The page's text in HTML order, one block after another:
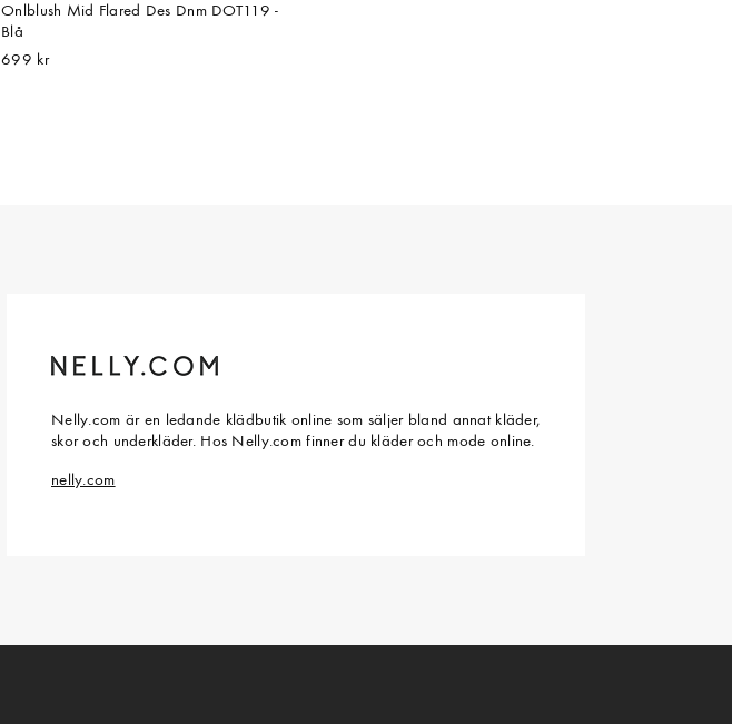
Onlblush Mid Flared Des Dnm DOT119 -
Blå
699 kr
Nelly.com är en ledande klädbutik online som säljer bland annat kläder,
skor och underkläder. Hos Nelly.com finner du kläder och mode online.
nelly.com